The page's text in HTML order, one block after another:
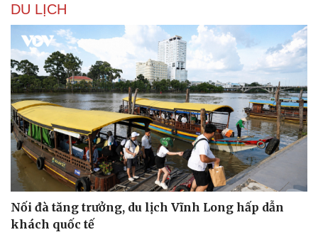
DU LỊCH
Nối đà tăng trưởng, du lịch Vĩnh Long hấp dẫn
khách quốc tế